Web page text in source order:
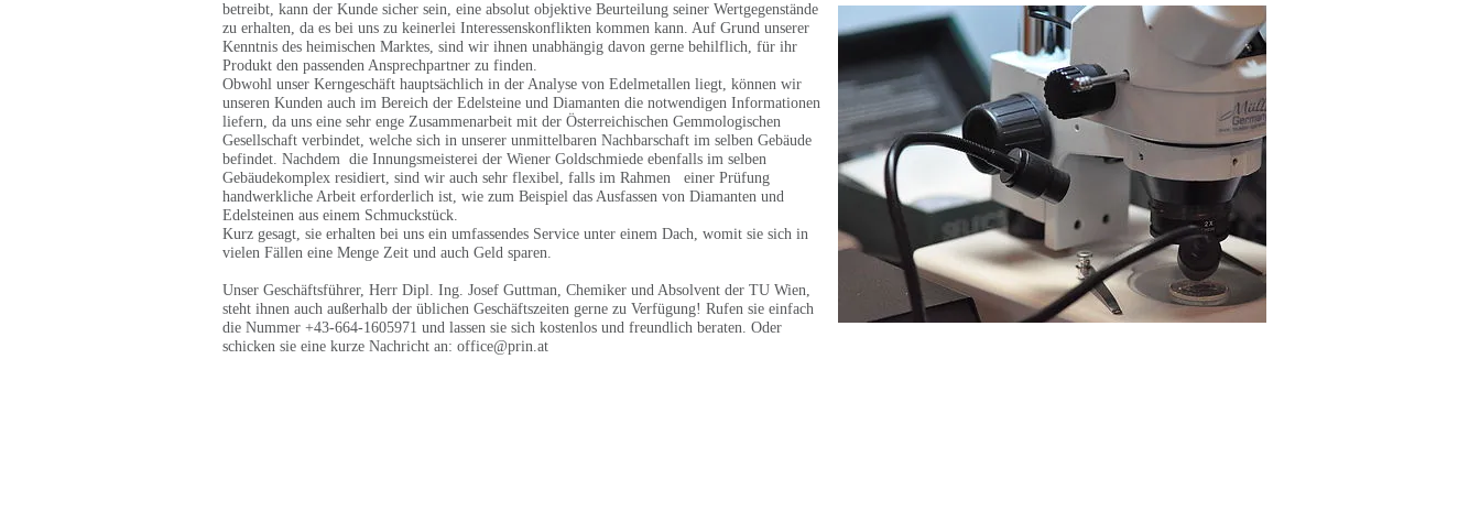
betreibt, kann der Kunde sicher sein, eine absolut objektive Beurteilung seiner Wertgegenstände
zu erhalten, da es bei uns zu keinerlei Interessenskonflikten kommen kann. Auf Grund unserer
Kenntnis des heimischen Marktes, sind wir ihnen unabhängig davon gerne behilflich, für ihr
Produkt den passenden Ansprechpartner zu finden.
Obwohl unser Kerngeschäft hauptsächlich in der Analyse von Edelmetallen liegt, können wir
unseren Kunden auch im Bereich der Edelsteine und Diamanten die notwendigen Informationen
liefern, da uns eine sehr enge Zusammenarbeit mit der Österreichischen Gemmologischen
Gesellschaft verbindet, welche sich in unserer unmittelbaren Nachbarschaft im selben Gebäude
befindet. Nachdem die Innungsmeisterei der Wiener Goldschmiede ebenfalls im selben
Gebäudekomplex residiert, sind wir auch sehr flexibel, falls im Rahmen einer Prüfung
handwerkliche Arbeit erforderlich ist, wie zum Beispiel das Ausfassen von Diamanten und
Edelsteinen aus einem Schmuckstück.
Kurz gesagt, sie erhalten bei uns ein umfassendes Service unter einem Dach, womit sie sich in
vielen Fällen eine Menge Zeit und auch Geld sparen.
Unser Geschäftsführer, Herr Dipl. Ing. Josef Guttman, Chemiker und Absolvent der TU Wien,
steht ihnen auch außerhalb der üblichen Geschäftszeiten gerne zu Verfügung! Rufen sie einfach
die Nummer +43-664-1605971 und lassen sie sich kostenlos und freundlich beraten. Oder
schicken sie eine kurze Nachricht an: office@prin.at